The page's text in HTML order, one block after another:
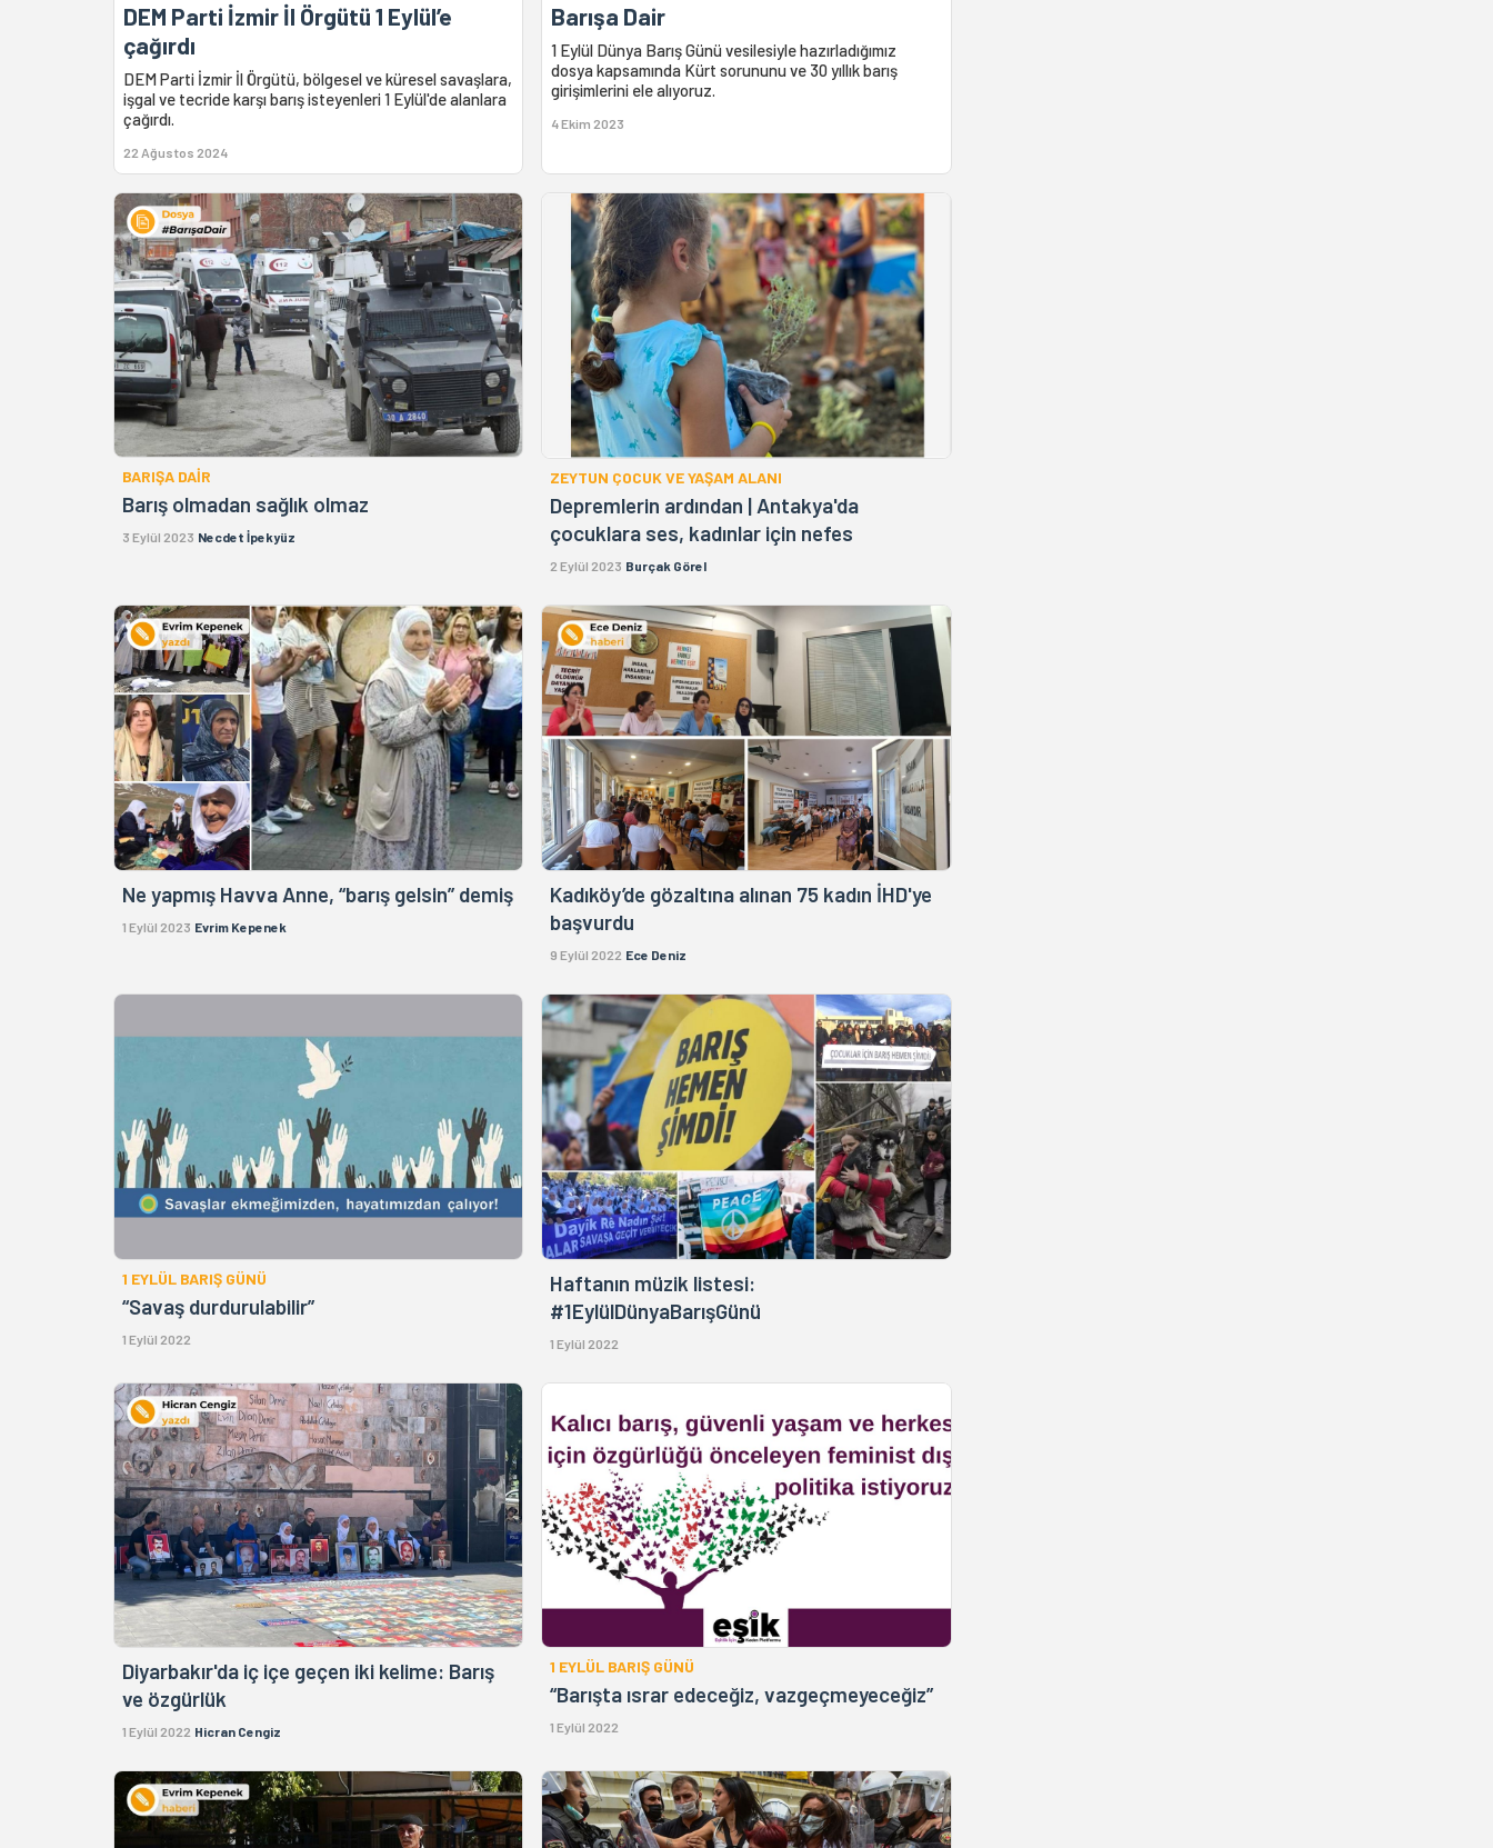
DEM Parti İzmir İl Örgütü 1 Eylül’e
çağırdı
DEM Parti İzmir İl Örgütü, bölgesel ve küresel savaşlara,
işgal ve tecride karşı barış isteyenleri 1 Eylül'de alanlara
çağırdı.
22 Ağustos 2024
Barışa Dair
1 Eylül Dünya Barış Günü vesilesiyle hazırladığımız
dosya kapsamında Kürt sorununu ve 30 yıllık barış
girişimlerini ele alıyoruz.
4 Ekim 2023
BARIŞA DAİR
Barış olmadan sağlık olmaz
3 Eylül 2023 Necdet İpekyüz
ZEYTUN ÇOCUK VE YAŞAM ALANI
Depremlerin ardından | Antakya'da
çocuklara ses, kadınlar için nefes
2 Eylül 2023 Burçak Görel
Ne yapmış Havva Anne, “barış gelsin” demiş
1 Eylül 2023 Evrim Kepenek
Kadıköy’de gözaltına alınan 75 kadın İHD'ye
başvurdu
9 Eylül 2022 Ece Deniz
1 EYLÜL BARIŞ GÜNÜ
“Savaş durdurulabilir”
1 Eylül 2022
Haftanın müzik listesi:
#1EylülDünyaBarışGünü
1 Eylül 2022
Diyarbakır'da iç içe geçen iki kelime: Barış
ve özgürlük
1 Eylül 2022 Hicran Cengiz
1 EYLÜL BARIŞ GÜNÜ
“Barışta ısrar edeceğiz, vazgeçmeyeceğiz”
1 Eylül 2022